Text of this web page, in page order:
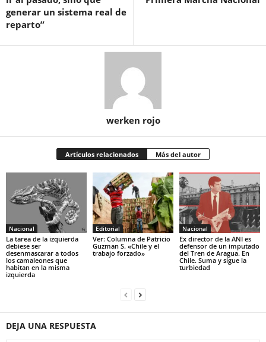
generar un sistema real de
reparto”
werken rojo
Artículos relacionados Más del autor
Nacional
La tarea de la izquierda
debiese ser
desenmascarar a todos
los camaleones que
habitan en la misma
izquierda
Editorial
Ver: Columna de Patricio
Guzman S. «Chile y el
trabajo forzado»
Nacional
Ex director de la ANI es
defensor de un imputado
del Tren de Aragua. En
Chile. Suma y sigue la
turbiedad
DEJA UNA RESPUESTA